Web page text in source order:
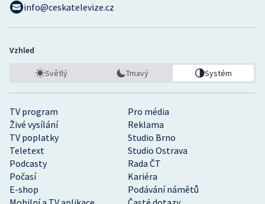
TV program
Pro média
Živé vysílání
Reklama
TV poplatky
Studio Brno
Teletext
Studio Ostrava
Podcasty
Rada ČT
Počasí
Kariéra
E-shop
Podávání námětů
info@ceskatelevize.cz
Vzhled
Světlý Tmavý Systém